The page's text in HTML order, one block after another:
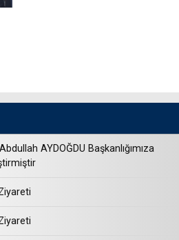
AYDOĞDU Başkanlığımıza